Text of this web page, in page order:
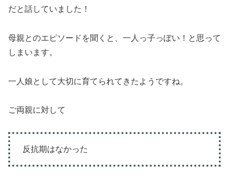
だと話していました！
母親とのエピソードを聞くと、一人っ子っぽい！と思って
しまいます。
一人娘として大切に育てられてきたようですね。
ご両親に対して
反抗期はなかった